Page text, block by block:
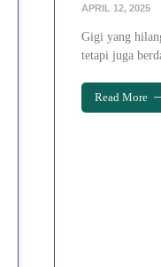
APRIL 12, 2025
Gigi yang
tetapi juga
Read More